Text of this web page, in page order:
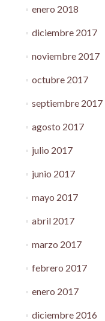
enero 2018
diciembre 2017
noviembre 2017
octubre 2017
septiembre 2017
agosto 2017
julio 2017
junio 2017
mayo 2017
abril 2017
marzo 2017
febrero 2017
enero 2017
diciembre 2016